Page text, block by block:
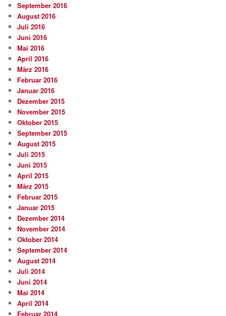
September 2016
August 2016
Juli 2016
Juni 2016
Mai 2016
April 2016
März 2016
Februar 2016
Januar 2016
Dezember 2015
November 2015
Oktober 2015
September 2015
August 2015
Juli 2015
Juni 2015
April 2015
März 2015
Februar 2015
Januar 2015
Dezember 2014
November 2014
Oktober 2014
September 2014
August 2014
Juli 2014
Juni 2014
Mai 2014
April 2014
Februar 2014